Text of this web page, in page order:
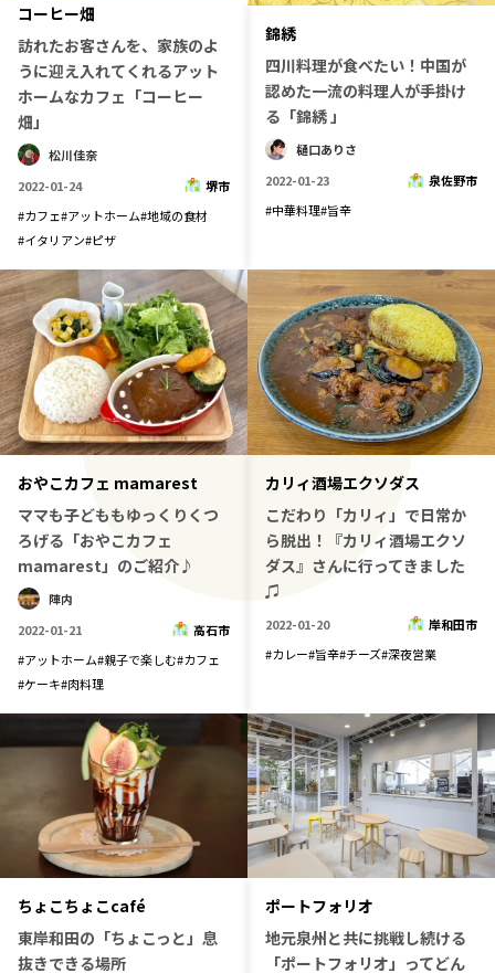
コーヒー畑
訪れたお客さんを、家族のよ
うに迎え入れてくれるアット
ホームなカフェ「コーヒー
畑」
松川佳奈
2022-01-24
堺市
#カフェ#アットホーム#地域の食材
#イタリアン#ピザ
錦綉
四川料理が食べたい！中国が
認めた一流の料理人が手掛け
る「錦綉 」
樋口ありさ
2022-01-23
泉佐野市
#中華料理#旨辛
おやこカフェ mamarest
ママも子どももゆっくりくつ
ろげる「おやこカフェ
mamarest」のご紹介♪
陣内
2022-01-21
高石市
#アットホーム#親子で楽しむ#カフェ
#ケーキ#肉料理
カリィ酒場エクソダス
こだわり「カリィ」で日常か
ら脱出！『カリィ酒場エクソ
ダス』さんに行ってきました
♫
2022-01-20
岸和田市
#カレー#旨辛#チーズ#深夜営業
ちょこちょこcafé
東岸和田の「ちょこっと」息
抜きできる場所
ポートフォリオ
地元泉州と共に挑戦し続ける
「ポートフォリオ」ってどん